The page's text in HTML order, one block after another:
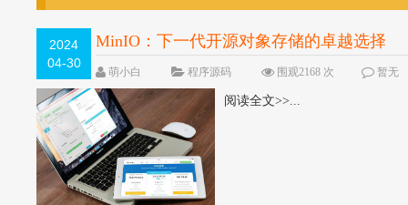
2024
04-30
MinIO：下一代开源对象存储的卓越选择
萌小白 程序源码 围观2168 次 暂无
阅读全文>>...